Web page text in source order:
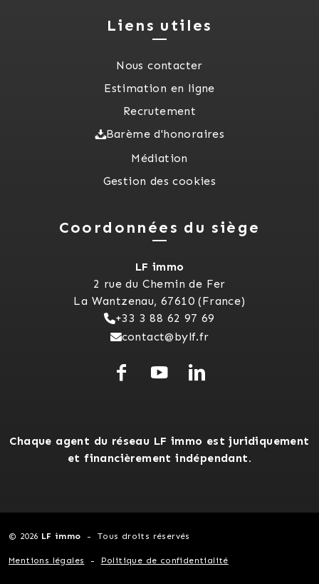
Liens utiles
Nous contacter
Estimation en ligne
Recrutement
Barème d'honoraires
Médiation
Gestion des cookies
Coordonnées du siège
LF immo
2 rue du Chemin de Fer
La Wantzenau, 67610 (France)
+33 3 88 62 97 69
contact@bylf.fr
Chaque agent du réseau LF immo est juridiquement
et financièrement indépendant.
© 2026 LF immo Tous droits réservés
Mentions légales Politique de confidentialité